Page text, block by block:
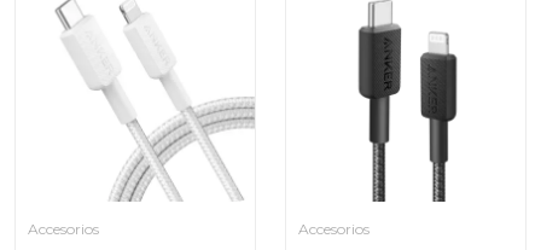
Accesorios Accesorios